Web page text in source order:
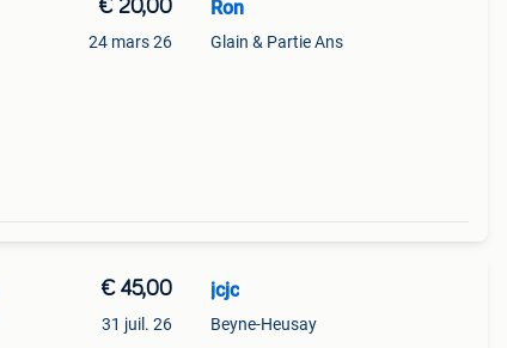
€ 20,00
24 mars 26
Ron
Glain & Partie Ans
€ 45,00
31 juil. 26
jcjc
Beyne-Heusay